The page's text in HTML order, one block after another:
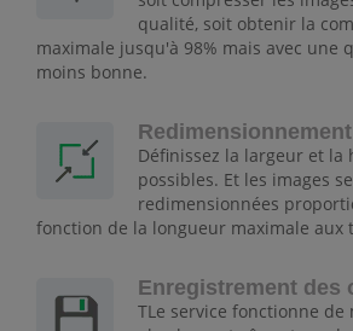
qualité, soit obtenir la
maximale jusqu'à 98% mais avec une
moins bonne.
Redimensionnement
Définissez la largeur et la
possibles. Et les images
redimensionnées
fonction de la longueur maximale aux
Enregistrement des
TLe service fonctionne de